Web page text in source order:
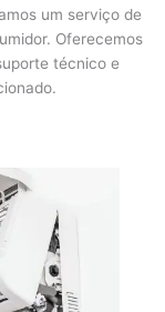
um serviço de
Oferecemos
técnico e